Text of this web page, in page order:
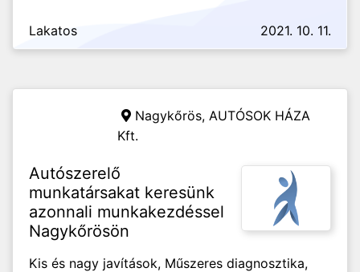
Lakatos 2021. 10. 11.
Nagykőrös, AUTÓSOK HÁZA
Kft.
Autószerelő
munkatársakat keresünk
azonnali munkakezdéssel
Nagykőrösön
Kis és nagy javítások, Műszeres diagnosztika,